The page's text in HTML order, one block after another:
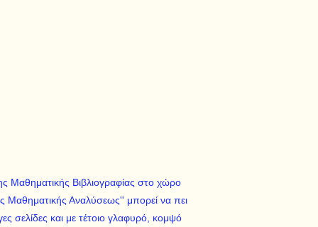
Μαθηματικής Βιβλιογραφίας στο χώρο
Μαθηματικής Αναλύσεως'' μπορεί να πει
σελίδες και με τέτοιο γλαφυρό, κομψό